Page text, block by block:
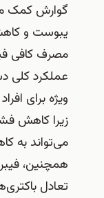
گوارش کمک
یبوست و
مصرف کافی
عملکرد کلی
ویژه برای
زیرا کاهش
می‌تواند به
همچنین،
تعادل